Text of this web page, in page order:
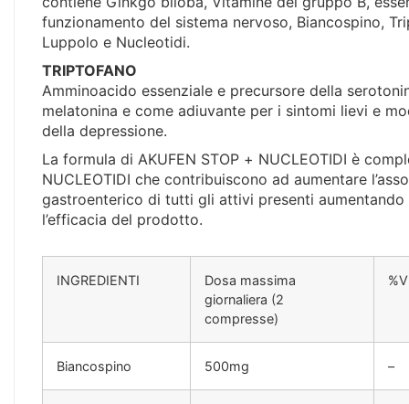
funzionamento del sistema nervoso, Biancospino,
Luppolo e Nucleotidi.
TRIPTOFANO
Amminoacido essenziale e precursore della
melatonina e come adiuvante per i sintomi lievi e
della depressione.
La formula di AKUFEN STOP + NUCLEOTIDI è
NUCLEOTIDI che contribuiscono ad aumentare
gastroenterico di tutti gli attivi presenti aumentando
l’efficacia del prodotto.
INGREDIENTI
Dosa massima
giornaliera (2
compresse)
Biancospino 500mg –